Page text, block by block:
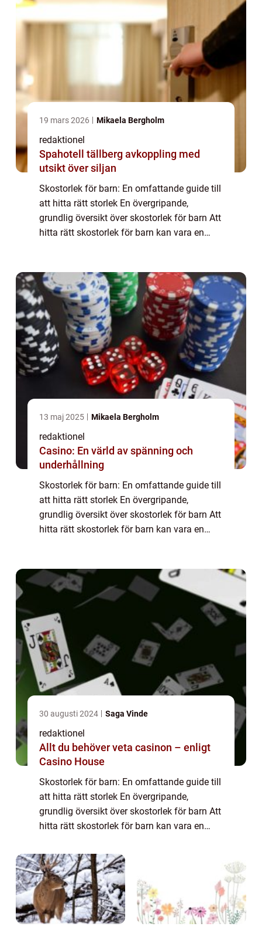
19 mars 2026 Mikaela Bergholm
redaktionel
Spahotell tällberg avkoppling med
utsikt över siljan
Skostorlek för barn: En omfattande guide till
att hitta rätt storlek En övergripande,
grundlig översikt över skostorlek för barn Att
hitta rätt skostorlek för barn kan vara en
13 maj 2025 Mikaela Bergholm
redaktionel
Casino: En värld av spänning och
underhållning
Skostorlek för barn: En omfattande guide till
att hitta rätt storlek En övergripande,
grundlig översikt över skostorlek för barn Att
hitta rätt skostorlek för barn kan vara en
30 augusti 2024 Saga Vinde
redaktionel
Allt du behöver veta casinon – enligt
Casino House
Skostorlek för barn: En omfattande guide till
att hitta rätt storlek En övergripande,
grundlig översikt över skostorlek för barn Att
hitta rätt skostorlek för barn kan vara en
växer snabbt under deras tidiga...